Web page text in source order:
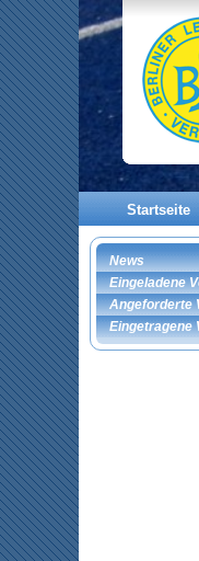
Startseite
News
Eingeladene
Angeforderte
Eingetragene